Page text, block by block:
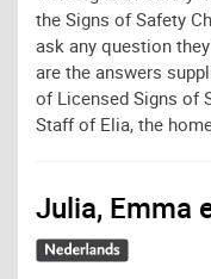
the Signs of Safety
ask any question
are the answers
of Licensed Signs of
Staff of Elia, the
Julia, Emma